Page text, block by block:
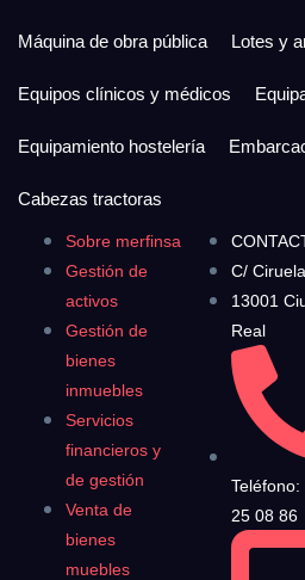
Sobre merfinsa
Gestión de
activos
Gestión de
bienes
inmuebles
Servicios
financieros y
de gestión
Venta de
bienes
muebles
C/
13001
Real
Teléfono:
25 08 86
Máquina de obra pública Lotes y
Equipos clínicos y médicos
Equipamiento hostelería
Cabezas tractoras